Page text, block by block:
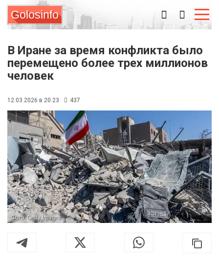
Golosinfo
В Иране за время конфликта было
перемещено более трех миллионов
человек
12.03.2026 в 20:23 437
Фото: Getty Images